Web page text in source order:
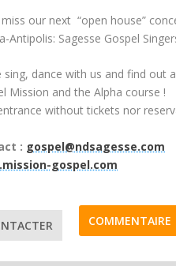
miss our next “open house”
Antipolis: Sagesse Gospel
sing, dance with us and find out
Mission and the Alpha course !
without tickets nor
: gospel@ndsagesse.com
gospel.com
COMMENTAIRE